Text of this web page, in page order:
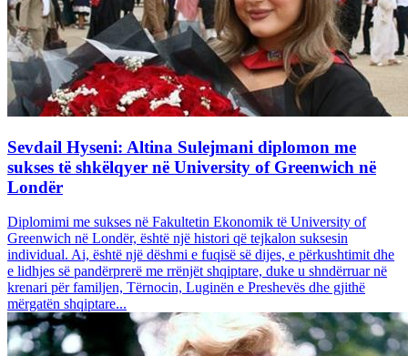
Sevdail Hyseni: Altina Sulejmani diplomon me
sukses të shkëlqyer në University of Greenwich në
Londër
Diplomimi me sukses në Fakultetin Ekonomik të University of
Greenwich në Londër, është një histori që tejkalon suksesin
individual. Ai, është një dëshmi e fuqisë së dijes, e përkushtimit dhe
e lidhjes së pandërprerë me rrënjët shqiptare, duke u shndërruar në
krenari për familjen, Tërnocin, Luginën e Preshevës dhe gjithë
mërgatën shqiptare...